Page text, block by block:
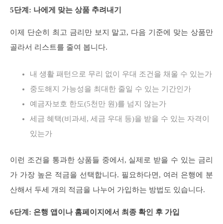
5단계: 나에게 맞는 상품 추려내기
이제 단순히 최고 금리만 보지 말고, 다음 기준에 맞는 상품만
골라서 리스트를 줄여 봅니다.
내 생활 패턴으로 무리 없이 우대 조건을 채울 수 있는가
중도해지 가능성을 최대한 줄일 수 있는 기간인가
예금자보호 한도(5천만 원)를 넘지 않는가
세금 혜택(비과세, 세금 우대 등)을 받을 수 있는 자격이
있는가
이런 조건을 통과한 상품들 중에서, 실제로 받을 수 있는 금리
가 가장 높은 적금을 선택합니다. 필요하다면, 여러 은행에 분
산해서 두세 개의 적금을 나누어 가입하는 방법도 있습니다.
6단계: 은행 앱이나 홈페이지에서 최종 확인 후 가입